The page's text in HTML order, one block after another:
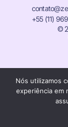
+55 (11)
©
Nós utilizamos
experiência em